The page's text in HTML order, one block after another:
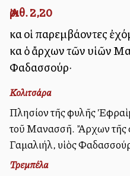
Ἀριθ. 2,20
καὶ οἱ παρεμβάλλοντες
καὶ ὁ ἄρχων τῶν υἱῶν
Φαδασσούρ·
Κολιτσάρα
Πλησίον τῆς φυλῆς
τοῦ Μανασσῆ. Ἄρχων τῆς
Γαμαλιήλ, υἱὸς
Τρεμπέλα